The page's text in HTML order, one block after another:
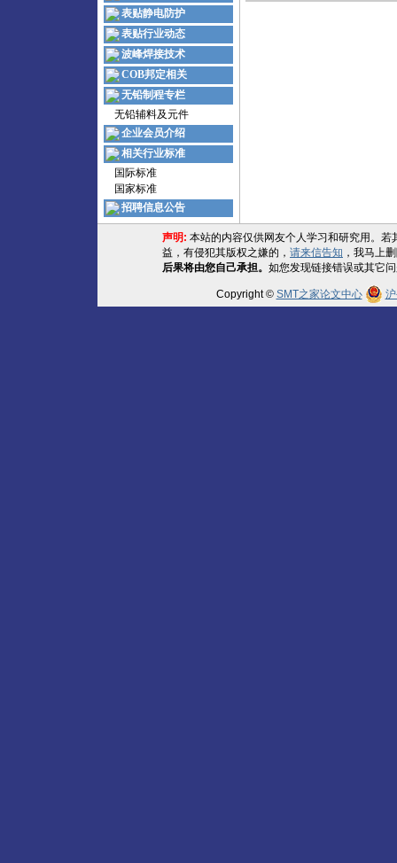
表贴静电防护
表贴行业动态
波峰焊接技术
COB邦定相关
无铅制程专栏
无铅辅料及元件
企业会员介绍
相关行业标准
国际标准
国家标准
招聘信息公告
声明: 本站的内容仅供网友个人学习和研究用。
益，有侵犯其版权之嫌的， 请来信告知 ，我马上
后果将由您自己承担。 如您发现链接错误或其它
Copyright © SMT之家论文中心